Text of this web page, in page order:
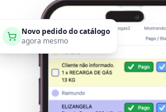
Novo pedido do catálogo
agora mesmo